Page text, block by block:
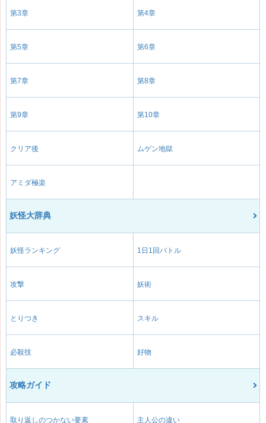
第3章 第4章
第5章 第6章
第7章 第8章
第9章 第10章
クリア後 ムゲン地獄
アミダ極楽
妖怪大辞典
妖怪ランキング 1日1回バトル
攻撃 妖術
とりつき スキル
必殺技 好物
攻略ガイド
取り返しのつかない要素 主人公の違い